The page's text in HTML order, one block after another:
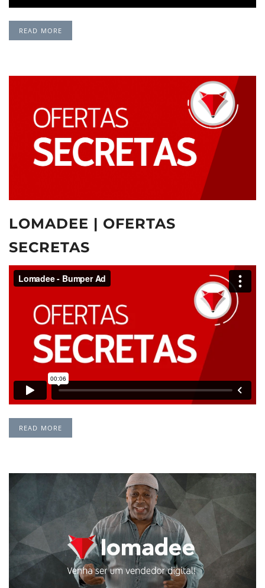
READ MORE
LOMADEE | OFERTAS
SECRETAS
READ MORE